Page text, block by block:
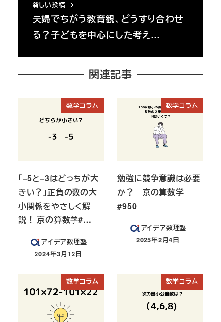
新しい投稿
夫婦でちがう教育観、どうすり合わせ
る？子どもを中心にした考え…
関連記事
数学コラム
「−5と−3はどっちが大
きい？」正負の数の大
小関係をやさしく解
説！ 京の算数学#…
アイデア数理塾
投稿日
2024年3月12日
数学コラム
勉強に競争意識は必要
か？ 京の算数学
#950
アイデア数理塾
投稿日
2025年2月4日
数学コラム 数学コラム